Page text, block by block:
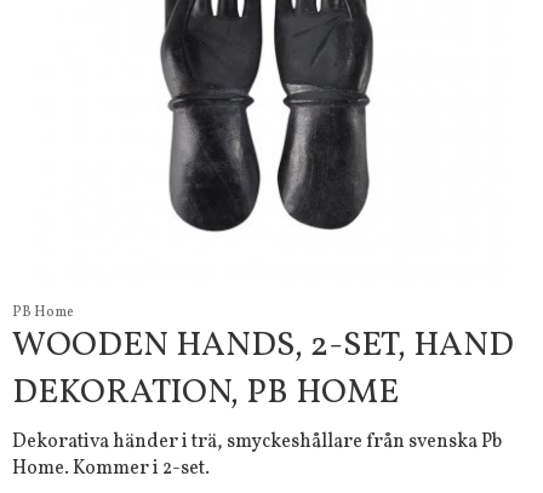
PB Home
WOODEN HANDS, 2-SET, HAND
DEKORATION, PB HOME
Dekorativa händer i trä, smyckeshållare från svenska Pb
Home. Kommer i 2-set.